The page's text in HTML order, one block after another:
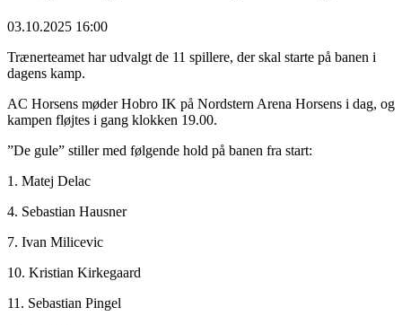
03.10.2025 16:00
Trænerteamet har udvalgt de 11 spillere, der skal starte på banen i
dagens kamp.
AC Horsens møder Hobro IK på Nordstern Arena Horsens i dag, og
kampen fløjtes i gang klokken 19.00.
”De gule” stiller med følgende hold på banen fra start:
1. Matej Delac
4. Sebastian Hausner
7. Ivan Milicevic
10. Kristian Kirkegaard
11. Sebastian Pingel